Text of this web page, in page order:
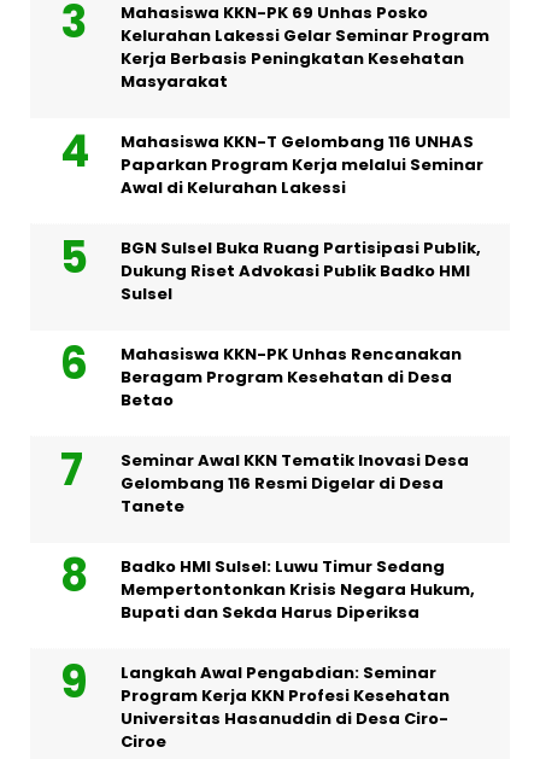
Mahasiswa KKN-PK 69 Unhas Posko
Kelurahan Lakessi Gelar Seminar Program
Kerja Berbasis Peningkatan Kesehatan
Masyarakat
Mahasiswa KKN-T Gelombang 116 UNHAS
Paparkan Program Kerja melalui Seminar
Awal di Kelurahan Lakessi
BGN Sulsel Buka Ruang Partisipasi Publik,
Dukung Riset Advokasi Publik Badko HMI
Sulsel
Mahasiswa KKN-PK Unhas Rencanakan
Beragam Program Kesehatan di Desa
Betao
Seminar Awal KKN Tematik Inovasi Desa
Gelombang 116 Resmi Digelar di Desa
Tanete
Badko HMI Sulsel: Luwu Timur Sedang
Mempertontonkan Krisis Negara Hukum,
Bupati dan Sekda Harus Diperiksa
Langkah Awal Pengabdian: Seminar
Program Kerja KKN Profesi Kesehatan
Universitas Hasanuddin di Desa Ciro-
Ciroe